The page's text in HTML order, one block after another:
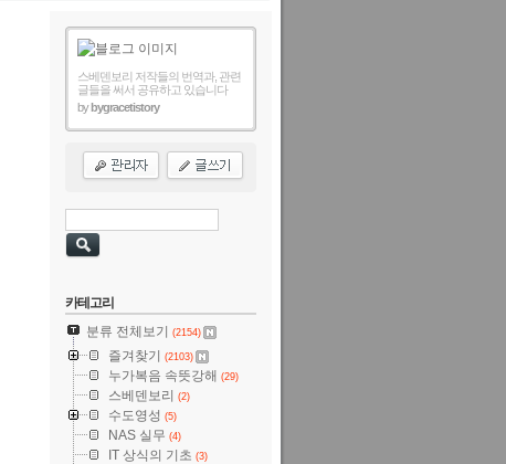
스베덴보리 저작들의 번역과, 관련
글들을 써서 공유하고 있습니다
bybygracetistory
카테고리
분류 전체보기
(2154)
즐겨찾기 (2103)
누가복음 속뜻강해 (29)
스베덴보리 (2)
수도영성 (5)
NAS 실무 (4)
IT 상식의 기초 (3)